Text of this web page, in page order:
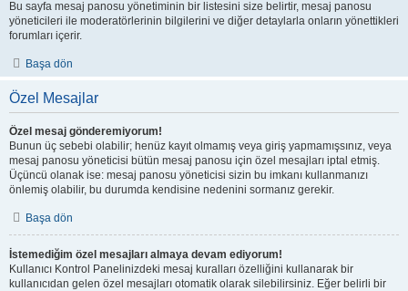
Bu sayfa mesaj panosu yönetiminin bir listesini size belirtir, mesaj panosu
yöneticileri ile moderatörlerinin bilgilerini ve diğer detaylarla onların yönettikleri
forumları içerir.
Başa dön
Özel Mesajlar
Özel mesaj gönderemiyorum!
Bunun üç sebebi olabilir; henüz kayıt olmamış veya giriş yapmamışsınız, veya
mesaj panosu yöneticisi bütün mesaj panosu için özel mesajları iptal etmiş.
Üçüncü olanak ise: mesaj panosu yöneticisi sizin bu imkanı kullanmanızı
önlemiş olabilir, bu durumda kendisine nedenini sormanız gerekir.
Başa dön
İstemediğim özel mesajları almaya devam ediyorum!
Kullanıcı Kontrol Panelinizdeki mesaj kuralları özelliğini kullanarak bir
kullanıcıdan gelen özel mesajları otomatik olarak silebilirsiniz. Eğer belirli bir